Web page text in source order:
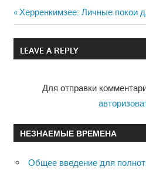
Навигация
по
Previous
Post:
Херренкимзее: Личные покои
LEAVE A REPLY
Для отправки
НЕЗНАЕМЫЕ ВРЕМЕНА
Общее введение для